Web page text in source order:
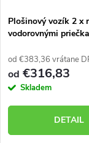
Plošinový vozík 2 x
vodorovnými
od €383,36 vrátane
od €316,83
Skladem
DETAIL